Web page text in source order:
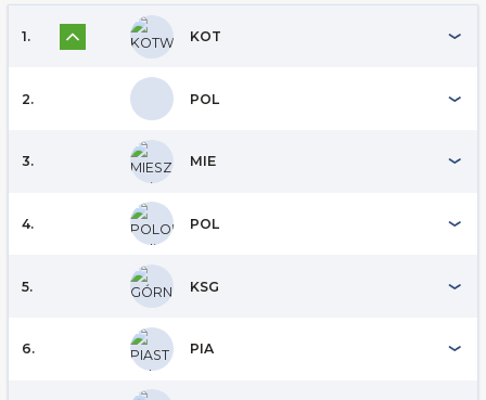
1. KOT
2. POL
3. MIE
4. POL
5. KSG
6. PIA